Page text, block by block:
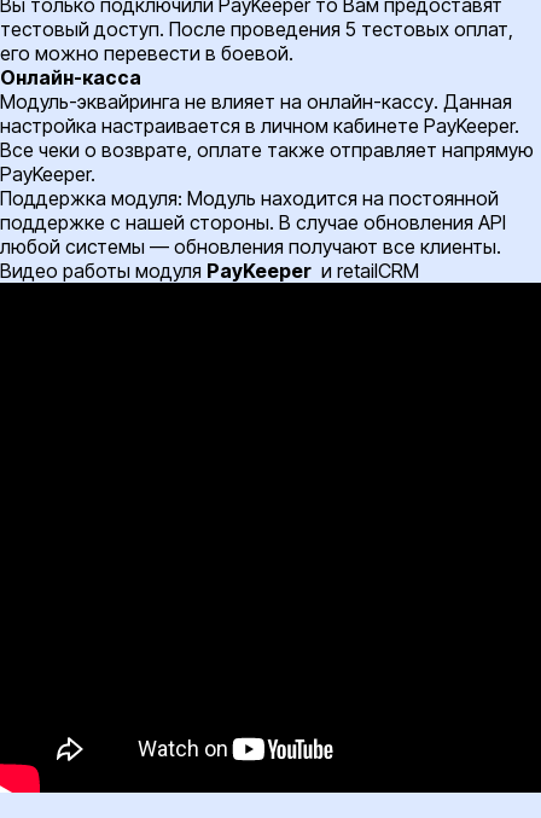
Вы только подключили PayKeeper то Вам предоставят
тестовый доступ. После проведения 5 тестовых оплат,
его можно перевести в боевой.
Онлайн-касса
Модуль-эквайринга не влияет на онлайн-кассу. Данная
настройка настраивается в личном кабинете PayKeeper.
Все чеки о возврате, оплате также отправляет напрямую
PayKeeper.
Поддержка модуля: Модуль находится на постоянной
поддержке с нашей стороны. В случае обновления API
любой системы — обновления получают все клиенты.
Видео работы модуля PayKeeper и retailCRM